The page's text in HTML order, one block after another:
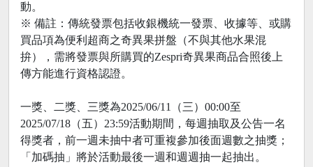
動。
※ 備註：傳統發票包括收銀機統一發票、收據等、或購
買品項為便利超商之奇異果拼盤（不與其他水果混
拚），需將發票與所購買的Zespri奇異果商品合照後上
傳方能進行資格認證。
一獎、二獎、三獎為2025/06/11（三）00:00至
2025/07/18（五）23:59活動期間，每週抽取及公告一名
得獎者，前一週未抽中者可重複參加後面週數之抽獎；
「加碼抽」將於活動最後一週和週週抽一起抽出。